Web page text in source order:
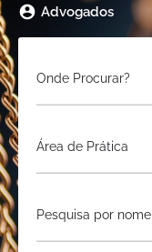
Advogados
Onde Procurar?
Área de Prática
Pesquisa por nome